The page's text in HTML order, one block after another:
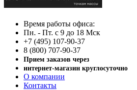
Время работы офиса:
Пн. - Пт. с 9 до 18 Мск
+7 (495) 107-90-37
8 (800) 707-90-37
Прием заказов через
интернет-магазин круглосуточно
О компании
Контакты